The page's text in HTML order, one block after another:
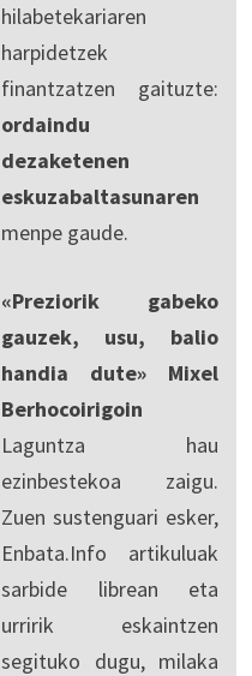
hilabetekariaren
harpidetzek
finantzatzen gaituzte:
ordaindu
dezaketenen
eskuzabaltasunaren
menpe gaude.
«Preziorik gabeko
gauzek, usu, balio
handia dute» Mixel
Berhocoirigoin
Laguntza hau
ezinbestekoa zaigu.
Zuen sustenguari esker,
Enbata.Info artikuluak
sarbide librean eta
urririk eskaintzen
segituko dugu, milaka